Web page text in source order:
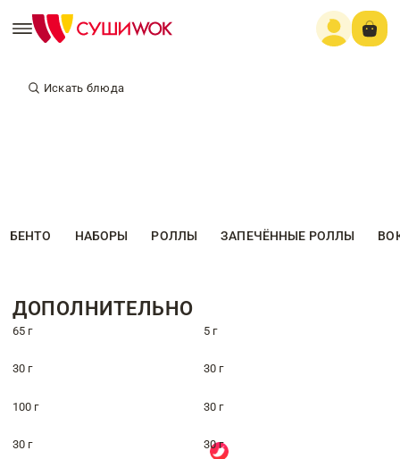
Искать блюда
БЕНТО НАБОРЫ РОЛЛЫ ЗАПЕЧЁННЫЕ РОЛЛЫ
ДОПОЛНИТЕЛЬНО
65 г 5 г
30 г 30 г
100 г 30 г
30 г 30 г